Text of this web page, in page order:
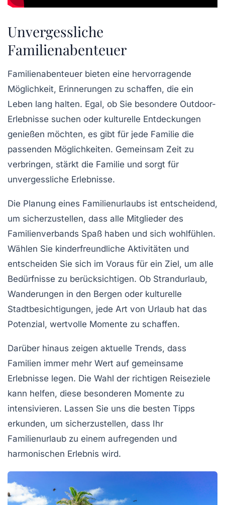
Unvergessliche
Familienabenteuer
Familienabenteuer bieten eine hervorragende
Möglichkeit, Erinnerungen zu schaffen, die ein
Leben lang halten. Egal, ob Sie besondere Outdoor-
Erlebnisse suchen oder kulturelle Entdeckungen
genießen möchten, es gibt für jede Familie die
passenden Möglichkeiten. Gemeinsam Zeit zu
verbringen, stärkt die Familie und sorgt für
unvergessliche Erlebnisse.
Die Planung eines Familienurlaubs ist entscheidend,
um sicherzustellen, dass alle Mitglieder des
Familienverbands Spaß haben und sich wohlfühlen.
Wählen Sie kinderfreundliche Aktivitäten und
entscheiden Sie sich im Voraus für ein Ziel, um alle
Bedürfnisse zu berücksichtigen. Ob Strandurlaub,
Wanderungen in den Bergen oder kulturelle
Stadtbesichtigungen, jede Art von Urlaub hat das
Potenzial, wertvolle Momente zu schaffen.
Darüber hinaus zeigen aktuelle Trends, dass
Familien immer mehr Wert auf gemeinsame
Erlebnisse legen. Die Wahl der richtigen Reiseziele
kann helfen, diese besonderen Momente zu
intensivieren. Lassen Sie uns die besten Tipps
erkunden, um sicherzustellen, dass Ihr
Familienurlaub zu einem aufregenden und
harmonischen Erlebnis wird.